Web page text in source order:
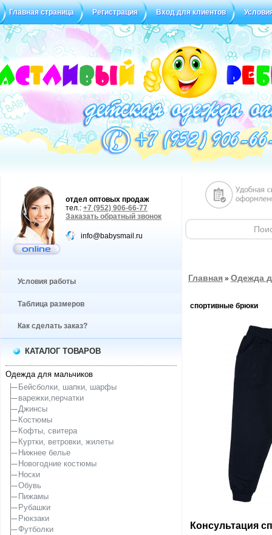
Главная страница Регистрация Вход для клиентов
Статус заказа Отзывы
отдел оптовых продаж
тел.: +7 (952) 906-66-77
Заказать обратный звонок
info@babysmail.ru
Условия работы
Таблица размеров
Как сделать заказ?
КАТАЛОГ ТОВАРОВ
Одежда для мальчиков
Бейсболки, шапки, шарфы
варежки,перчатки
Джинсы
Костюмы
Кофты, свитера
Куртки, ветровки, жилеты
Нижнее белье
Новогодние костюмы
Носки
Обувь
Пижамы
Рубашки
Рюкзаки
Футболки
Главная » Одежда
спортивные брюки
Консультация